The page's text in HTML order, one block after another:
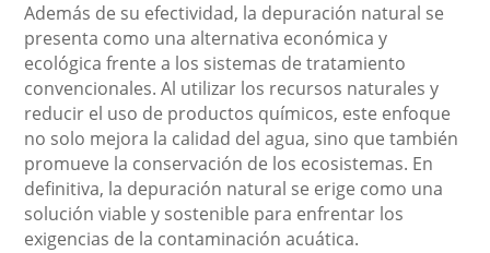
Además de su efectividad, la depuración natural se
presenta como una alternativa económica y
ecológica frente a los sistemas de tratamiento
convencionales. Al utilizar los recursos naturales y
reducir el uso de productos químicos, este enfoque
no solo mejora la calidad del agua, sino que también
promueve la conservación de los ecosistemas. En
definitiva, la depuración natural se erige como una
solución viable y sostenible para enfrentar los
exigencias de la contaminación acuática.